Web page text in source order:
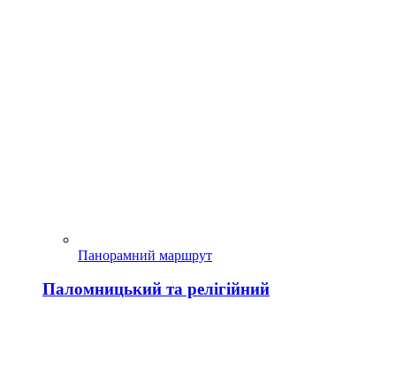
Панорамний маршрут
Паломницький та релігійний